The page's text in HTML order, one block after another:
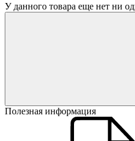
У данного товара еще нет ни
Полезная информация